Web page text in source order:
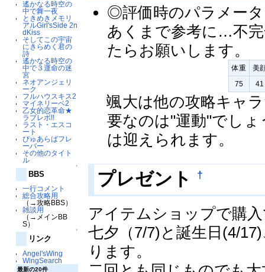
遙かなる時空の
中で舞一夜
ときめきメモリ
アルGirl'sSide 2n
dKiss
そしてこの宇宙
にきらめく君の
詩
遙かなる時空の
中で３運命の迷
宮
ネオアンジェリ
ーク
フルハウスキス2
マイネリーベ2
乙女的恋革命★
ラブレボ!!
ラスト・エスコ
ート
ぴゅあらばフレ
ーバー
その他のタイト
ル
↑
BBS
一行コメント
総合攻略用
（→攻略BBS）
雑談用
（→メインBB
S）
↑
リンク
Angel'sWing
WingSearch
最新の20件
◎評価時のパラメー
あくまで参考に…不
たらお願いします。
体重 美
75 41
颯大は他の攻略キャ
要なのは"運動"でし
は迎えられます。
プレゼント †
アイテムショップで購
七夕（7/7)と誕生日(4/
ります。